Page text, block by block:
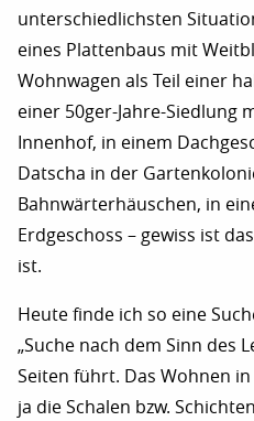
unterschiedlichsten
eines Plattenbaus mit
Wohnwagen als Teil einer
einer 50ger-Jahre-Siedlung
Innenhof, in einem
Datscha in der
Bahnwärterhäuschen, in
Erdgeschoss – gewiss ist
ist.
Heute finde ich so eine
„Suche nach dem Sinn des
Seiten führt. Das Wohnen
ja die Schalen bzw.